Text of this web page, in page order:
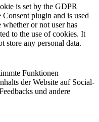
is set by the GDPR
Consent plugin and is used
whether or not user has
to the use of cookies. It
store any personal data.
Funktionen
der Website auf Social-
und andere